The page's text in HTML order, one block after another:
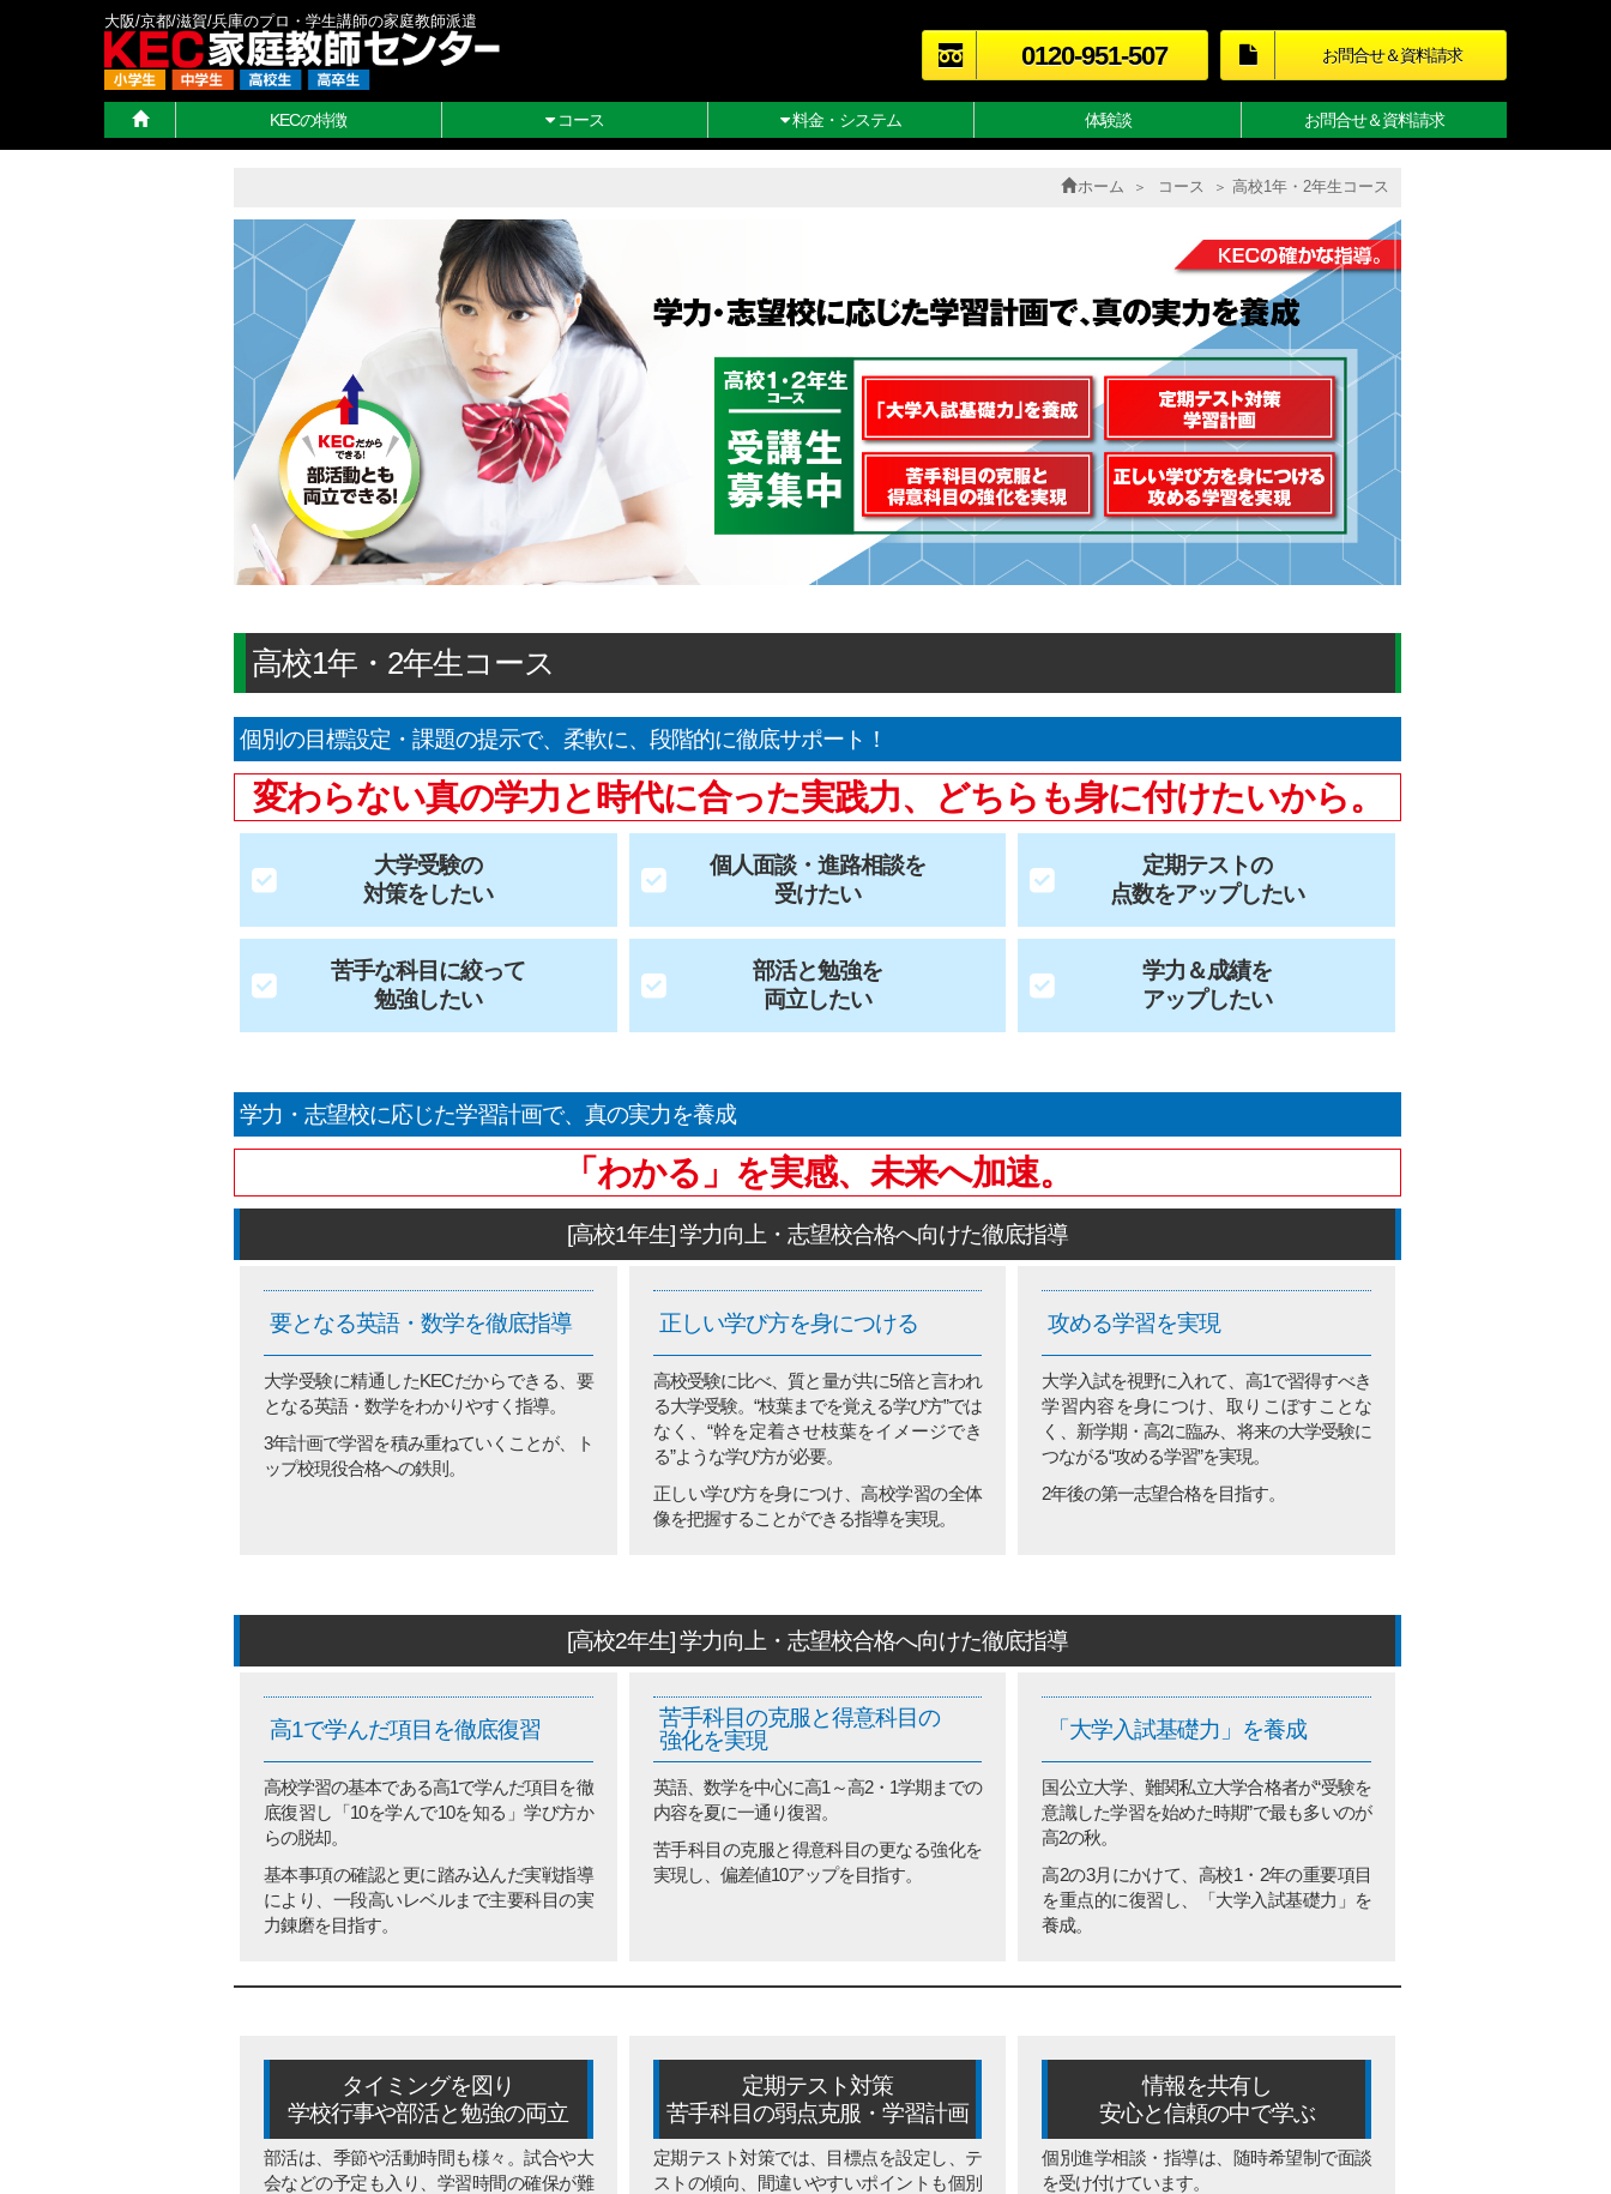
大阪/京都/滋賀/兵庫のプロ・学生講師の家庭教師派遣
0120-951-507 お問合せ＆資料請求
KECの特徴 コース 料金・システム 体験談 お問合せ＆資料請求
ホーム コース 高校1年・2年生コース
高校1年・2年生コース
個別の目標設定・課題の提示で、 柔軟に、段階的に徹底サポート！
変わらない真の学力と時代に合った実践力、どちらも身に付けたいから。
大学受験の
対策をしたい
個人面談・進路相談を
受けたい
定期テストの
点数をアップしたい
苦手な科目に絞って
勉強したい
部活と勉強を
両立したい
学力＆成績を
アップしたい
学力・志望校に応じた学習計画で、 真の実力を養成
「わかる」を実感、未来へ加速。
[高校1年生] 学力向上・志望校合格へ向けた徹底指導
要となる英語・数学を徹底指導
大学受験に精通したKECだからできる、要
となる英語・数学をわかりやすく指導。
3年計画で学習を積み重ねていくことが、ト
ップ校現役合格への鉄則。
正しい学び方を身につける
高校受験に比べ、質と量が共に5倍と言われ
る大学受験。“枝葉までを覚える学び方”では
なく、“幹を定着させ枝葉をイメージでき
る”ような学び方が必要。
正しい学び方を身につけ、高校学習の全体
像を把握することができる指導を実現。
攻める学習を実現
大学入試を視野に入れて、高1で習得すべき
学習内容を身につけ、取りこぼすことな
く、新学期・高2に臨み、将来の大学受験に
つながる“攻める学習”を実現。
2年後の第一志望合格を目指す。
[高校2年生] 学力向上・志望校合格へ向けた徹底指導
高1で学んだ項目を徹底復習
高校学習の基本である高1で学んだ項目を徹
底復習し「10を学んで10を知る」学び方か
らの脱却。
基本事項の確認と更に踏み込んだ実戦指導
により、一段高いレベルまで主要科目の実
力錬磨を目指す。
苦手科目の克服と得意科目の
強化を実現
英語、数学を中心に高1～高2・1学期までの
内容を夏に一通り復習。
苦手科目の克服と得意科目の更なる強化を
実現し、偏差値10アップを目指す。
「大学入試基礎力」を養成
国公立大学、難関私立大学合格者が“受験を
意識した学習を始めた時期”で最も多いのが
高2の秋。
高2の3月にかけて、高校1・2年の重要項目
を重点的に復習し、「大学入試基礎力」を
養成。
タイミングを図り
学校行事や部活と勉強の両立
部活は、季節や活動時間も様々。試合や大
会などの予定も入り、学習時間の確保が難
定期テスト対策
苦手科目の弱点克服・学習計画
定期テスト対策では、目標点を設定し、テ
ストの傾向、間違いやすいポイントも個別
情報を共有し
安心と信頼の中で学ぶ
個別進学相談・指導は、随時希望制で面談
を受け付けています。